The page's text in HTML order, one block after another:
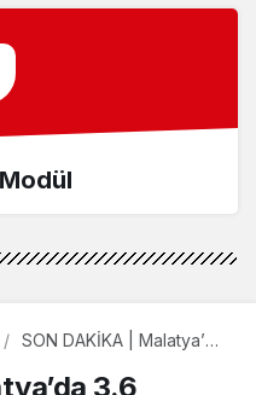
SON DAKİKA | Malatya’da
korkutan deprem! AFAD
3.6